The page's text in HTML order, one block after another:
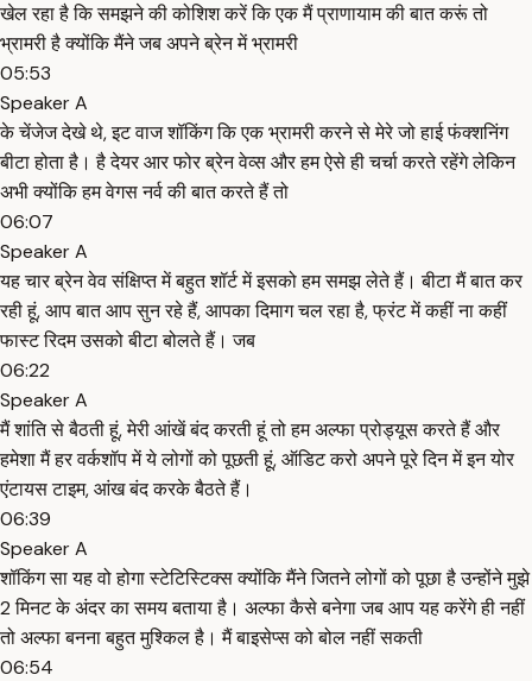
खेल रहा है कि समझने की कोशिश करें कि एक मैं प्राणायाम की बात करूं तो
भ्रामरी है क्योंकि मैंने जब अपने ब्रेन में भ्रामरी
05:53
Speaker A
के चेंजेज देखे थे, इट वाज शॉकिंग कि एक भ्रामरी करने से मेरे जो हाई फंक्शनिंग
बीटा होता है। है देयर आर फोर ब्रेन वेव्स और हम ऐसे ही चर्चा करते रहेंगे लेकिन
अभी क्योंकि हम वेगस नर्व की बात करते हैं तो
06:07
Speaker A
यह चार ब्रेन वेव संक्षिप्त में बहुत शॉर्ट में इसको हम समझ लेते हैं। बीटा मैं बात कर
रही हूं, आप बात आप सुन रहे हैं, आपका दिमाग चल रहा है, फ्रंट में कहीं ना कहीं
फास्ट रिदम उसको बीटा बोलते हैं। जब
06:22
Speaker A
मैं शांति से बैठती हूं, मेरी आंखें बंद करती हूं तो हम अल्फा प्रोड्यूस करते हैं और
हमेशा मैं हर वर्कशॉप में ये लोगों को पूछती हूं, ऑडिट करो अपने पूरे दिन में इन योर
एंटायस टाइम, आंख बंद करके बैठते हैं।
06:39
Speaker A
शॉकिंग सा यह वो होगा स्टेटिस्टिक्स क्योंकि मैंने जितने लोगों को पूछा है उन्होंने मुझे
2 मिनट के अंदर का समय बताया है। अल्फा कैसे बनेगा जब आप यह करेंगे ही नहीं
तो अल्फा बनना बहुत मुश्किल है। मैं बाइसेप्स को बोल नहीं सकती
06:54